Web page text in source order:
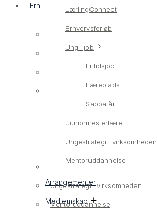
LærlingConnect
Erhvervsforløb
Ung i job
Fritidsjob
Læreplads
Sabbatår
Juniormesterlære
Ungestrategi i virksomheden
Mentoruddannelse
Arrangementer
Medlemskab
Erhvervsrettet ungeindsats
Erhvervsrettet ungeindsats
LærlingConnect
Erhvervsforløb
Fritidsjob
Læreplads
Sabbatår
Juniormesterlære
Ungestrategi i virksomheden
Mentoruddannelse